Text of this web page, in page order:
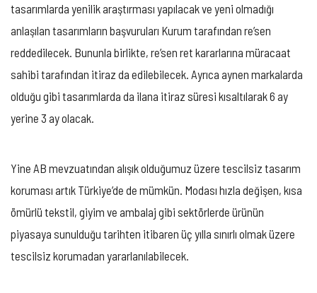
tasarımlarda yenilik araştırması yapılacak ve yeni olmadığı
anlaşılan tasarımların başvuruları Kurum tarafından re’sen
reddedilecek. Bununla birlikte, re’sen ret kararlarına müracaat
sahibi tarafından itiraz da edilebilecek. Ayrıca aynen markalarda
olduğu gibi tasarımlarda da ilana itiraz süresi kısaltılarak 6 ay
yerine 3 ay olacak.
Yine AB mevzuatından alışık olduğumuz üzere tescilsiz tasarım
koruması artık Türkiye’de de mümkün. Modası hızla değişen, kısa
ömürlü tekstil, giyim ve ambalaj gibi sektörlerde ürünün
piyasaya sunulduğu tarihten itibaren üç yılla sınırlı olmak üzere
tescilsiz korumadan yararlanılabilecek.